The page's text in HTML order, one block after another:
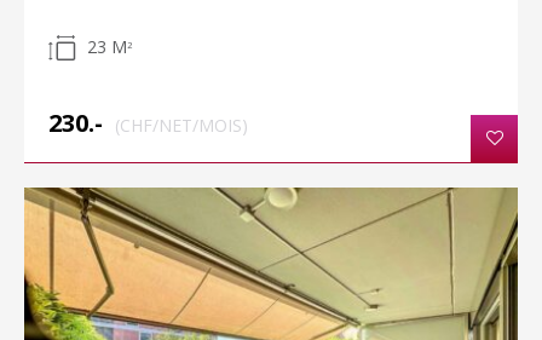
23 M 2
230.- (CHF/NET/MOIS)